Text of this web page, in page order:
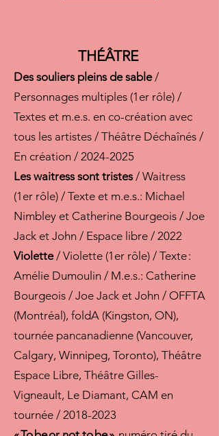
THÉÂTRE
Des souliers pleins de sable/
Personnages multiples (1er rôle) /
Textes et m.e.s. en co-création avec
tous les artistes / Théâtre Déchaînés /
En création / 2024-2025
Les waitress sont tristes/ Waitress
(1er rôle) / Texte et m.e.s.: Michael
Nimbley et Catherine Bourgeois / Joe
Jack et John / Espace libre / 2022
Violette/ Violette (1er rôle) / Texte :
Amélie Dumoulin / M.e.s.: Catherine
Bourgeois / Joe Jack et John / OFFTA
(Montréal), foldA (Kingston, ON),
tournée pancanadienne (Vancouver,
Calgary, Winnipeg, Toronto), Théâtre
Espace Libre, Théâtre Gilles-
Vigneault, Le Diamant, CAM en
tournée / 2018-2023